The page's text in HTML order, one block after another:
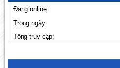
Đang online:
Trong ngày:
Tổng truy cập: